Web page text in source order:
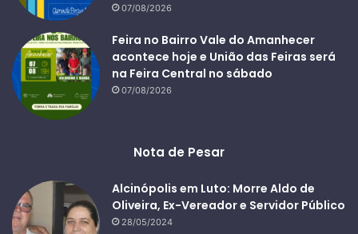
07/08/2026
Feira no Bairro Vale do Amanhecer
acontece hoje e União das Feiras será
na Feira Central no sábado
07/08/2026
Nota de Pesar
Alcinópolis em Luto: Morre Aldo de
Oliveira, Ex-Vereador e Servidor Público
28/05/2024